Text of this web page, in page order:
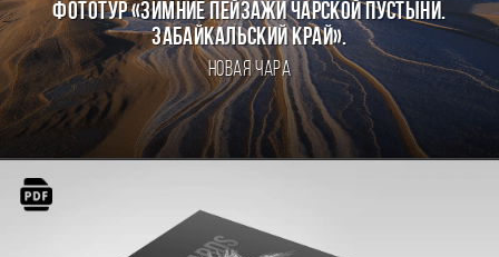
Фототур «Зимние пейзажи Чарской пустыни.
Забайкальский край».
Новая Чара